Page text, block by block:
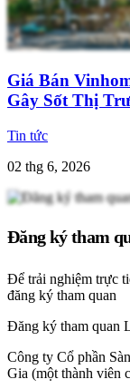
Giá Bán
Gây Sốt Thị
Tin tức
02 thg 6, 2026
Đăng ký tham
Để trải nghiệm trực
đăng ký tham quan
Đăng ký tham quan
Công ty Cổ phần
Gia (một thành viên